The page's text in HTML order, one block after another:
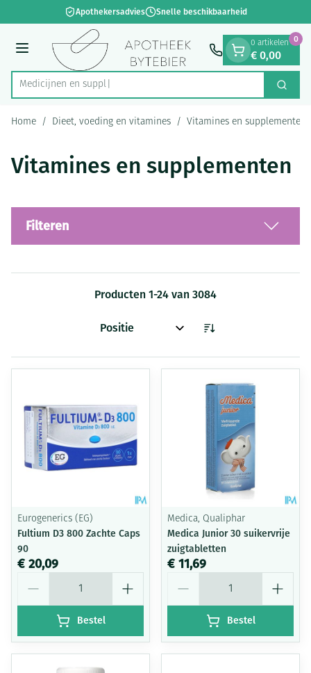
Ga naar de inhoudApothekersadvies Snelle beschikbaarheid
Menu
Product, merk, categorie... Zoek
0 artikelen
€ 0,00
0
Home / Dieet, voeding en vitamines / Vitamines en supplementen
Vitamines en supplementen
Filteren
Producten 1-24 van 3084
Sorteer op:
Eurogenerics (EG)
Fultium D3 800 Zachte Caps
90
€ 20,09
Bestel
Medica, Qualiphar
Medica Junior 30 suikervrije
zuigtabletten
€ 11,69
Bestel